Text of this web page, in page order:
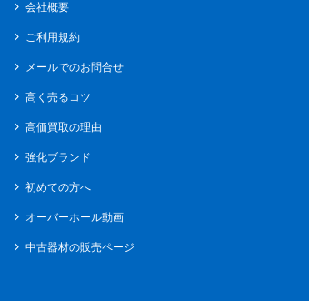
会社概要
ご利用規約
メールでのお問合せ
高く売るコツ
高価買取の理由
強化ブランド
初めての方へ
オーバーホール動画
中古器材の販売ページ